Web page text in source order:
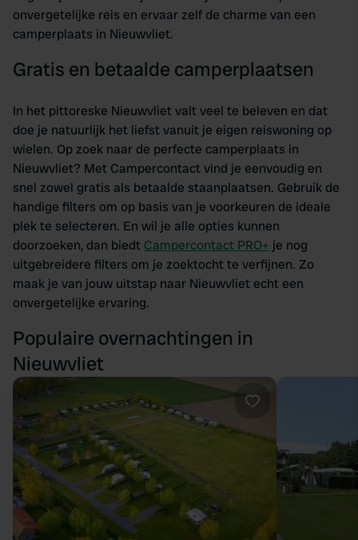
onvergetelijke reis en ervaar zelf de charme van een
camperplaats in Nieuwvliet.
Gratis en betaalde camperplaatsen
In het pittoreske Nieuwvliet valt veel te beleven en dat
doe je natuurlijk het liefst vanuit je eigen reiswoning op
wielen. Op zoek naar de perfecte camperplaats in
Nieuwvliet? Met Campercontact vind je eenvoudig en
snel zowel gratis als betaalde staanplaatsen. Gebruik de
handige filters om op basis van je voorkeuren de ideale
plek te selecteren. En wil je alle opties kunnen
doorzoeken, dan biedt Campercontact PRO+ je nog
uitgebreidere filters om je zoektocht te verfijnen. Zo
maak je van jouw uitstap naar Nieuwvliet echt een
onvergetelijke ervaring.
Populaire overnachtingen in
Nieuwvliet